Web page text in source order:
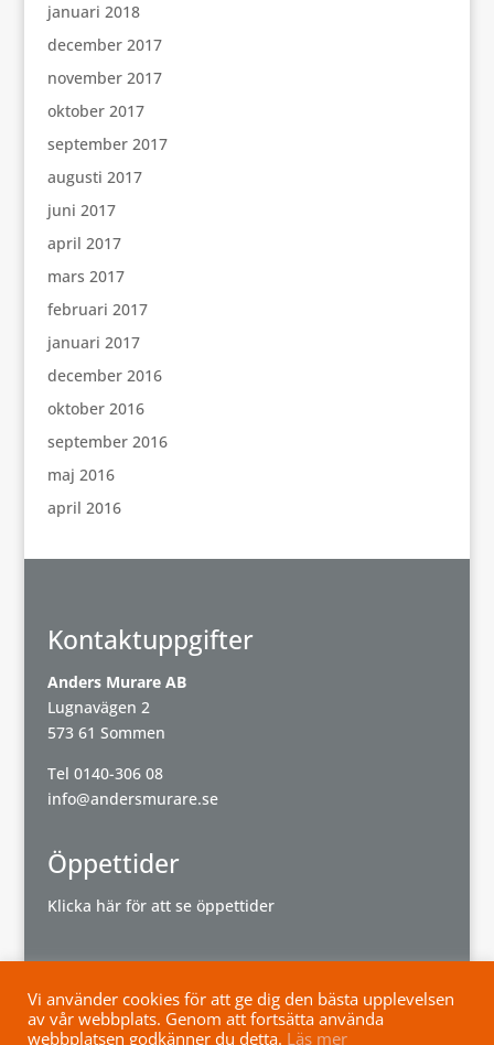
januari 2018
december 2017
november 2017
oktober 2017
september 2017
augusti 2017
juni 2017
april 2017
mars 2017
februari 2017
januari 2017
december 2016
oktober 2016
september 2016
maj 2016
april 2016
Kontaktuppgifter
Anders Murare AB
Lugnavägen 2
573 61 Sommen
Tel 0140-306 08
info@andersmurare.se
Öppettider
Klicka här för att se öppettider
Powered byWisest
Vi använder cookies för att ge dig den bästa upplevelsen
av vår webbplats. Genom att fortsätta använda
webbplatsen godkänner du detta. Läs mer